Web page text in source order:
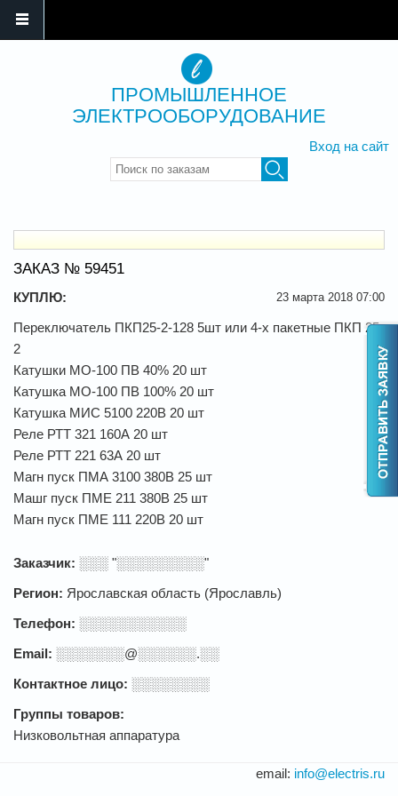
ПРОМЫШЛЕННОЕ
ЭЛЕКТРООБОРУДОВАНИЕ
Вход на сайт
Введите ключевые слова для
ЗАКАЗ № 59451
23 марта 2018 07:00
КУПЛЮ:
Переключатель ПКП25-2-128 5шт или 4-х пакетные ПКП 25-
2
Катушки МО-100 ПВ 40% 20 шт
Катушка МО-100 ПВ 100% 20 шт
Катушка МИС 5100 220В 20 шт
Реле РТТ 321 160А 20 шт
Реле РТТ 221 63А 20 шт
Магн пуск ПМА 3100 380В 25 шт
Машг пуск ПМЕ 211 380В 25 шт
Магн пуск ПМЕ 111 220В 20 шт
Заказчик: ░░░ "░░░░░░░░░"
Регион: Ярославская область (Ярославль)
Телефон: ░░░░░░░░░░░
Email: ░░░░░░░@░░░░░░.░░
Контактное лицо: ░░░░░░░░
Группы товаров:
Низковольтная аппаратура
email: info@electris.ru